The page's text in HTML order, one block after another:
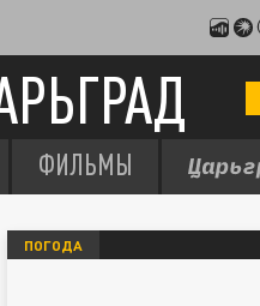
ФИЛЬМЫ
ПОГОДА